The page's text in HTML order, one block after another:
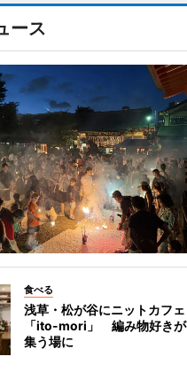
ース
食べる
浅草・松が谷にニットカフェ
「ito-mori」 編み物好きが
集う場に